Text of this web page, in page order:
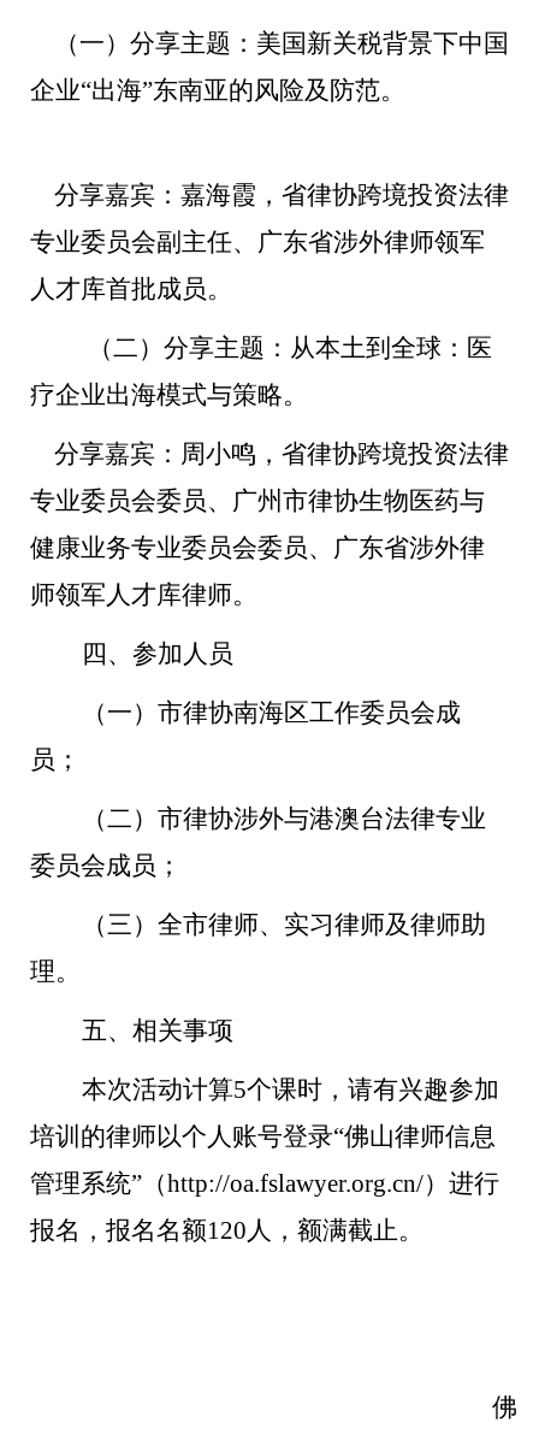
（一） 分享主题： 美国新关税背景下中国
企业“出海”东南亚的风险及防范。
分享嘉宾：嘉海霞，省律协跨境投资法律
专业委员会副主任、广东省涉外律师领军
人才库首批成员。
（二）分享主题：从本土到全球：医
疗企业出海模式与策略。
分享嘉宾：周小鸣，省律协跨境投资法律
专业委员会委员、广州市律协生物医药与
健康业务专业委员会委员、广东省涉外律
师领军人才库律师。
四、参加人员
（一） 市律协南海区工作委员会成
员；
（二） 市律协涉外与港澳台法律专业
委员会成员；
（三） 全市律师、实习律师及律师助
理。
五、相关事项
本次活动计算5个课时，请有兴趣参加
培训的律师以个人账号登录“佛山律师信息
管理系统”（http://oa.fslawyer.org.cn/）进行
报名， 报名名额120人， 额满截止。
佛